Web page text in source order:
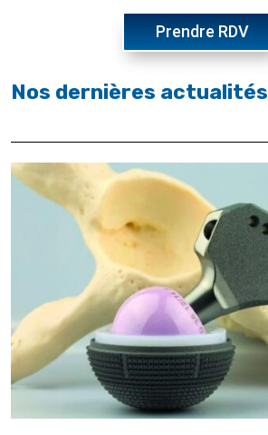
Prendre RDV
Nos dernières actualités